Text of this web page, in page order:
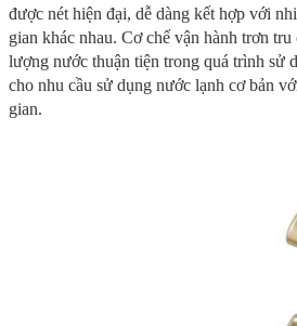
được nét hiện đại, dễ dàng kết hợp với
gian khác nhau. Cơ chế vận hành trơn
lượng nước thuận tiện trong quá trình sử
cho nhu cầu sử dụng nước lạnh cơ bản
gian.